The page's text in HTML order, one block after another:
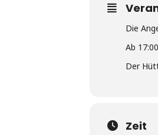
Die
Ab
Der
Zeit